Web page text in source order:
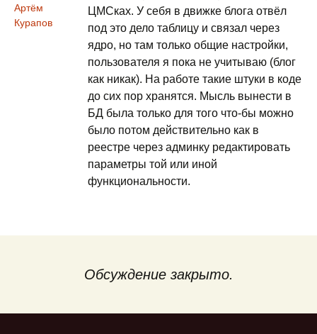
Артём
Курапов
ЦМСках. У себя в движке блога отвёл
под это дело таблицу и связал через
ядро, но там только общие настройки,
пользователя я пока не учитываю (блог
как никак). На работе такие штуки в коде
до сих пор хранятся. Мысль вынести в
БД была только для того что-бы можно
было потом действительно как в
реестре через админку редактировать
параметры той или иной
функциональности.
Обсуждение закрыто.